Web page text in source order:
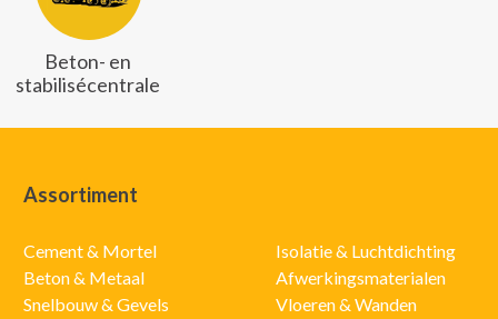
Beton- en
stabilisécentrale
Assortiment
Cement & Mortel
Beton & Metaal
Snelbouw & Gevels
Isolatie & Luchtdichting
Afwerkingsmaterialen
Vloeren & Wanden